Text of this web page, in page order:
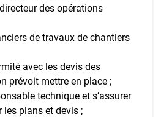
des opérations
de travaux de chantiers
avec les devis des
prévoit mettre en place ;
technique et s’assurer
les plans et devis ;